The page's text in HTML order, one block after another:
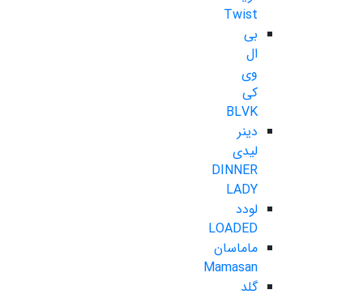
Twist
بی
ال
وی
کی
BLVK
دینر
لیدی
DINNER
LADY
لودد
LOADED
ماماسان
Mamasan
گلد